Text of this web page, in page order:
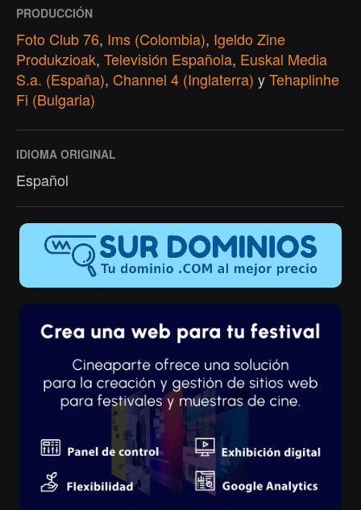
PRODUCCIÓN
Foto Club 76, Ims (Colombia), Igeldo Zine
Produkzioak, Televisión Española, Euskal Media
S.a. (España), Channel 4 (Inglaterra) yTehaplinhe
Fi (Bulgaria)
IDIOMA ORIGINAL
Español